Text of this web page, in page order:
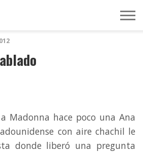
Madonna hace poco una Ana
con aire chachil le
donde liberó una pregunta